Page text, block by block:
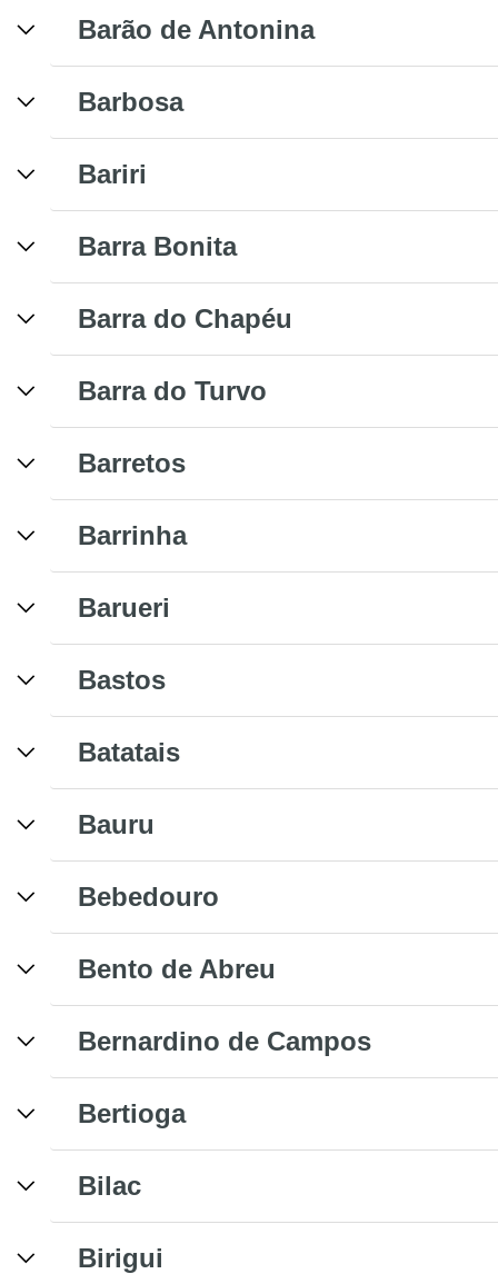
Barão de Antonina
Barbosa
Bariri
Barra Bonita
Barra do Chapéu
Barra do Turvo
Barretos
Barrinha
Barueri
Bastos
Batatais
Bauru
Bebedouro
Bento de Abreu
Bernardino de Campos
Bertioga
Bilac
Birigui